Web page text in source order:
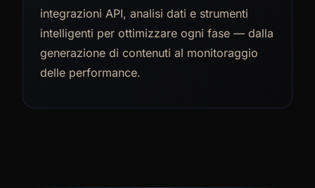
integrazioni API, analisi dati e strumenti
intelligenti per ottimizzare ogni fase — dalla
generazione di contenuti al monitoraggio
delle performance.